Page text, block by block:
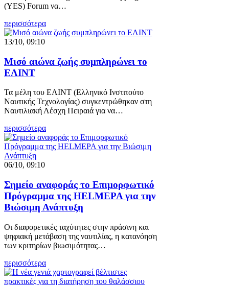
(YES) Forum να…
περισσότερα
13/10, 09:10
Μισό αιώνα ζωής συμπληρώνει το
ΕΛΙΝΤ
Τα μέλη του ΕΛΙΝΤ (Ελληνικό Ινστιτούτο
Ναυτικής Τεχνολογίας) συγκεντρώθηκαν στη
Ναυτιλιακή Λέσχη Πειραιά για να…
περισσότερα
06/10, 09:10
Σημείο αναφοράς το Επιμορφωτικό
Πρόγραμμα της HELMEPA για την
Βιώσιμη Ανάπτυξη
Οι διαφορετικές ταχύτητες στην πράσινη και
ψηφιακή μετάβαση της ναυτιλίας, η κατανόηση
των κριτηρίων βιωσιμότητας…
περισσότερα